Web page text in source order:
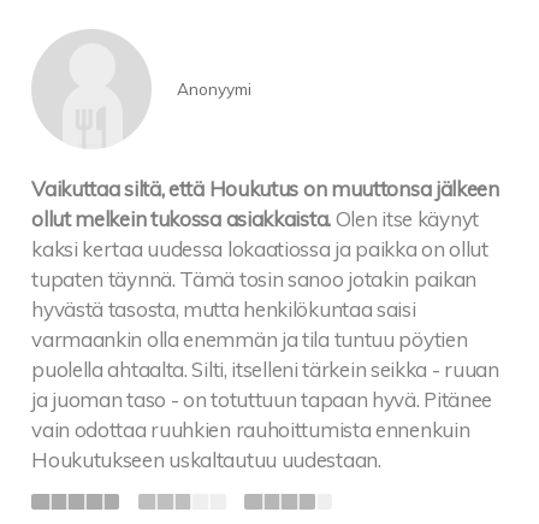
Anonyymi
Vaikuttaa siltä, että Houkutus on muuttonsa jälkeen
ollut melkein tukossa asiakkaista.Olen itse käynyt
kaksi kertaa uudessa lokaatiossa ja paikka on ollut
tupaten täynnä. Tämä tosin sanoo jotakin paikan
hyvästä tasosta, mutta henkilökuntaa saisi
varmaankin olla enemmän ja tila tuntuu pöytien
puolella ahtaalta. Silti, itselleni tärkein seikka - ruuan
ja juoman taso - on totuttuun tapaan hyvä. Pitänee
vain odottaa ruuhkien rauhoittumista ennenkuin
Houkutukseen uskaltautuu uudestaan.